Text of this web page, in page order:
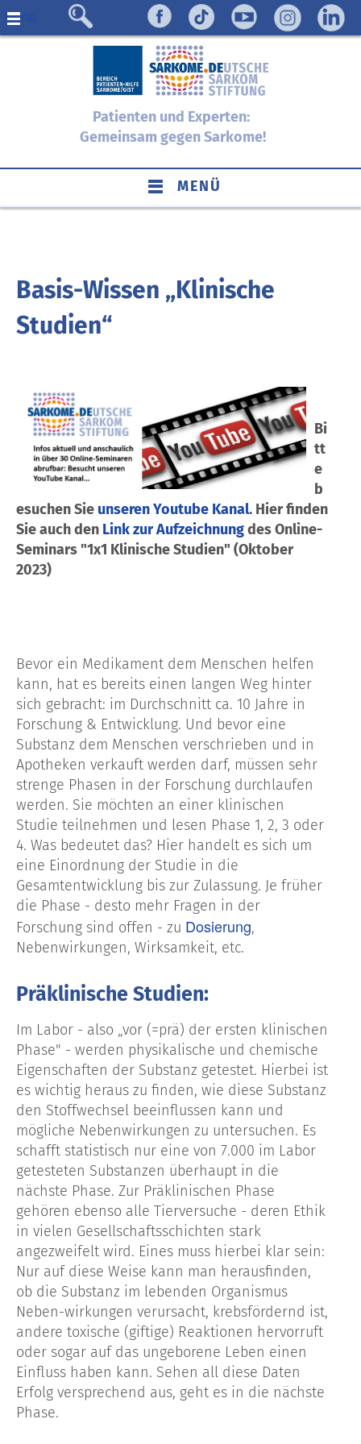
Menü
Patienten und Experten:
Gemeinsam gegen Sarkome!
MENÜ
Basis-Wissen „Klinische
Studien“
Bi
tt
e
b
esuchen Sie unseren Youtube Kanal. Hier finden
Sie auch den Link zur Aufzeichnungdes Online-
Seminars "1x1 Klinische Studien" (Oktober
2023)
Bevor ein Medikament dem Menschen helfen
kann, hat es bereits einen langen Weg hinter
sich gebracht: im Durchschnitt ca. 10 Jahre in
Forschung & Entwicklung. Und bevor eine
Substanz dem Menschen verschrieben und in
Apotheken verkauft werden darf, müssen sehr
strenge Phasen in der Forschung durchlaufen
werden. Sie möchten an einer klinischen
Studie teilnehmen und lesen Phase 1, 2, 3 oder
4. Was bedeutet das? Hier handelt es sich um
eine Einordnung der Studie in die
Gesamtentwicklung bis zur Zulassung. Je früher
die Phase - desto mehr Fragen in der
Forschung sind offen - zu Dosierung,
Nebenwirkungen, Wirksamkeit, etc.
Präklinische Studien:
Im Labor - also „vor (=prä) der ersten klinischen
Phase" - werden physikalische und chemische
Eigenschaften der Substanz getestet. Hierbei ist
es wichtig heraus zu finden, wie diese Substanz
den Stoffwechsel beeinflussen kann und
mögliche Nebenwirkungen zu untersuchen. Es
schafft statistisch nur eine von 7.000 im Labor
getesteten Substanzen überhaupt in die
nächste Phase. Zur Präklinischen Phase
gehören ebenso alle Tierversuche - deren Ethik
in vielen Gesellschaftsschichten stark
angezweifelt wird. Eines muss hierbei klar sein:
Nur auf diese Weise kann man herausfinden,
ob die Substanz im lebenden Organismus
Neben-wirkungen verursacht, krebsfördernd ist,
andere toxische (giftige) Reaktionen hervorruft
oder sogar auf das ungeborene Leben einen
Einfluss haben kann. Sehen all diese Daten
Erfolg versprechend aus, geht es in die nächste
Phase.